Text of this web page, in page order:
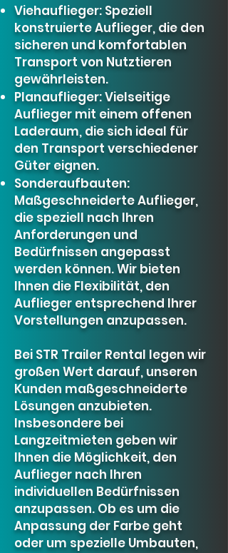
Viehauflieger: Speziell
konstruierte Auflieger, die den
sicheren und komfortablen
Transport von Nutztieren
gewährleisten.
Planauflieger: Vielseitige
Auflieger mit einem offenen
Laderaum, die sich ideal für
den Transport verschiedener
Güter eignen.
Sonderaufbauten:
Maßgeschneiderte Auflieger,
die speziell nach Ihren
Anforderungen und
Bedürfnissen angepasst
werden können. Wir bieten
Ihnen die Flexibilität, den
Auflieger entsprechend Ihrer
Vorstellungen anzupassen.
Bei STR Trailer Rental legen wir
großen Wert darauf, unseren
Kunden maßgeschneiderte
Lösungen anzubieten.
Insbesondere bei
Langzeitmieten geben wir
Ihnen die Möglichkeit, den
Auflieger nach Ihren
individuellen Bedürfnissen
anzupassen. Ob es um die
Anpassung der Farbe geht
oder um spezielle Umbauten,